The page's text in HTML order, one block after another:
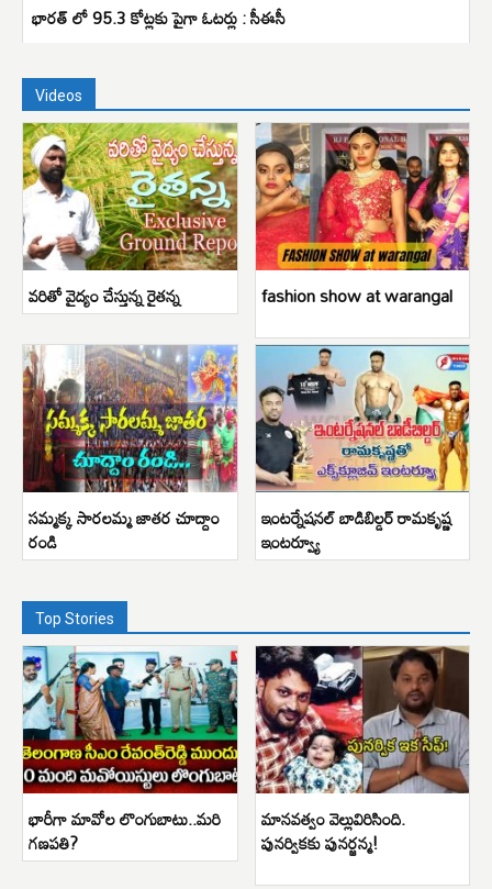
భారత్ లో 95.3 కోట్లకు పైగా ఓటర్లు : సీఈసీ
Videos
వరితో వైద్యం చేస్తున్న రైతన్న fashion show at warangal
సమ్మక్క సారలమ్మ జాతర చూద్దాం
రండి
ఇంటర్నేషనల్ బాడిబిల్డర్ రామకృష్ణ
ఇంటర్వ్యూ
Top Stories
భారీగా మావోల లొంగుబాటు..మరి
గణపతి?
మానవత్వం వెల్లువిరిసింది.
పునర్వికకు పునర్జన్మ!